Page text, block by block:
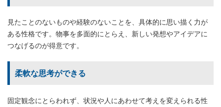
見たことのないものや経験のないことを、具体的に思い描く力が
ある性格です。物事を多面的にとらえ、新しい発想やアイデアに
つなげるのが得意です。
柔軟な思考ができる
固定観念にとらわれず、状況や人にあわせて考えを変えられる性